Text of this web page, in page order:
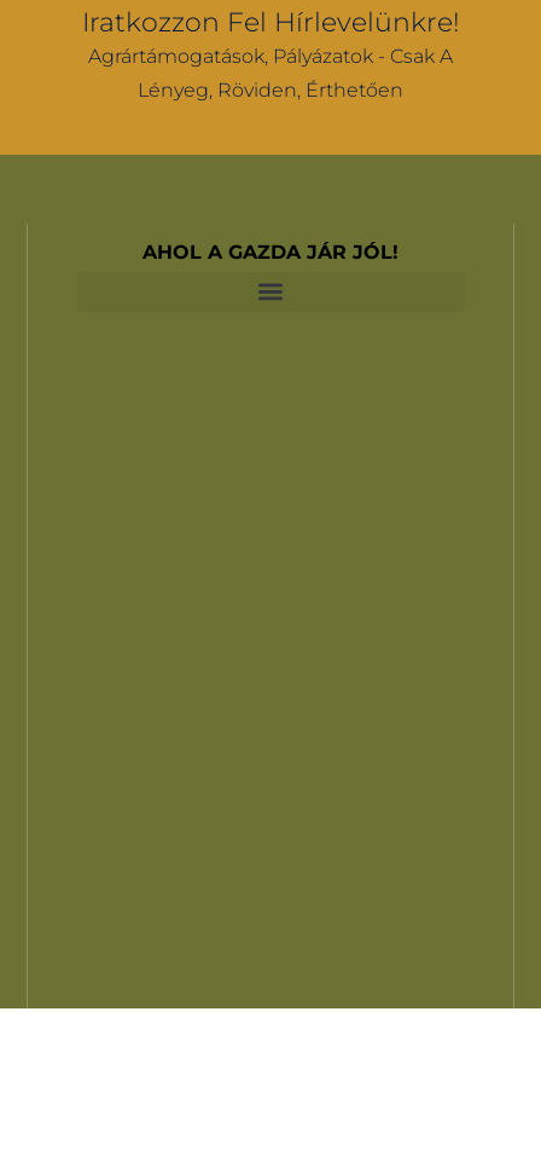
Iratkozzon Fel Hírlevelünkre!
Agrártámogatások, Pályázatok - Csak A
Lényeg, Röviden, Érthetően
AHOL A GAZDA JÁR JÓL!